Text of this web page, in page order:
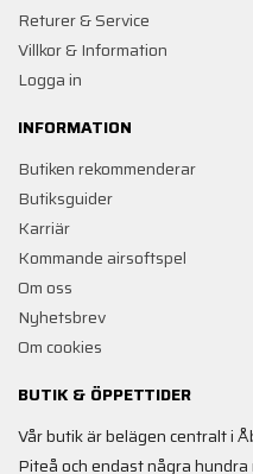
Returer & Service
Villkor & Information
Logga in
INFORMATION
Butiken rekommenderar
Butiksguider
Karriär
Kommande airsoftspel
Om oss
Nyhetsbrev
Om cookies
BUTIK & ÖPPETTIDER
Vår butik är belägen centralt i
Piteå och endast några